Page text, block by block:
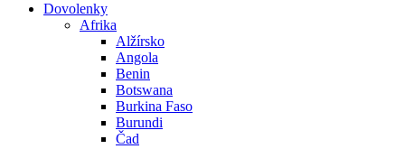
Dovolenky
Afrika
Alžírsko
Angola
Benin
Botswana
Burkina Faso
Burundi
Čad